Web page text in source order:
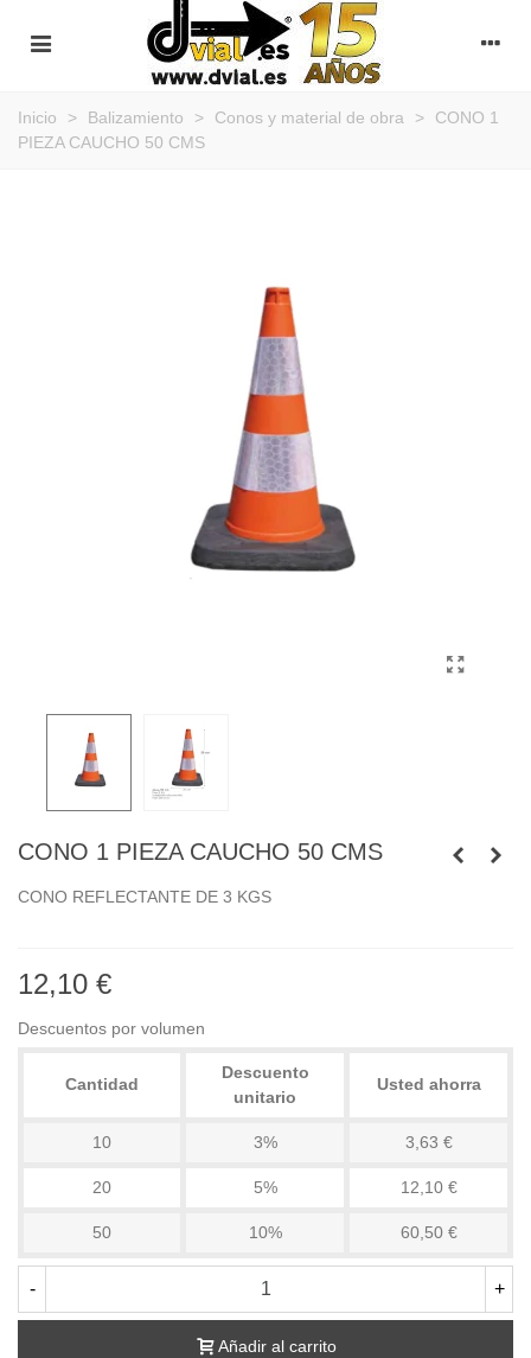
Inicio > Balizamiento > Conos y material de obra >
CONO 1
PIEZA CAUCHO 50 CMS
CONO 1 PIEZA CAUCHO 50 CMS
CONO REFLECTANTE DE 3 KGS
12,10 €
Descuentos por volumen
Cantidad
Descuento
unitario
Usted ahorra
10 3% 3,63 €
20 5% 12,10 €
50 10% 60,50 €
- +
Añadir al carrito